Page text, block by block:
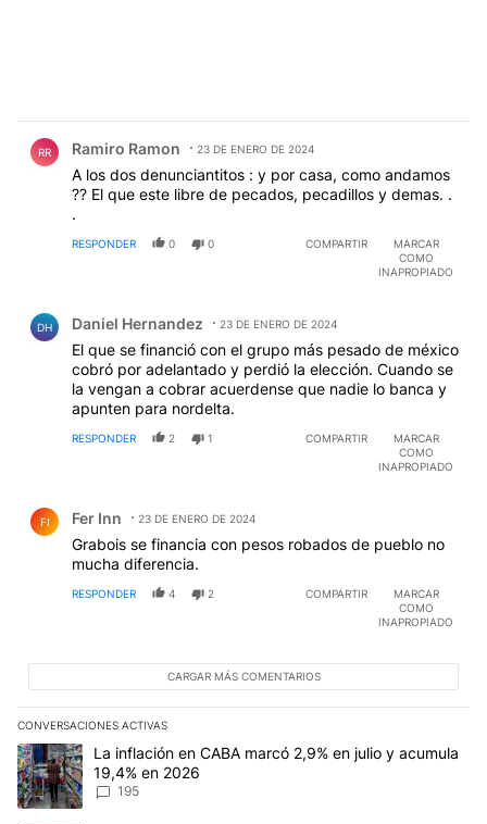
RR Ramiro Ramon 23 DE ENERO DE 2024
A los dos denunciantitos : y por casa, como andamos
?? El que este libre de pecados, pecadillos y demas. .
.
RESPONDER 0 0 COMPARTIR
MARCAR
COMO
INAPROPIADO
DH Daniel Hernandez 23 DE ENERO DE 2024
El que se financió con el grupo más pesado de méxico
cobró por adelantado y perdió la elección. Cuando se
la vengan a cobrar acuerdense que nadie lo banca y
apunten para nordelta.
RESPONDER 2 1 COMPARTIR
MARCAR
COMO
INAPROPIADO
FI Fer Inn 23 DE ENERO DE 2024
Grabois se financia con pesos robados de pueblo no
mucha diferencia.
RESPONDER 4 2 COMPARTIR
MARCAR
COMO
INAPROPIADO
CARGAR MÁS COMENTARIOS
CONVERSACIONES ACTIVAS
Este listado muestra los artículos con más comentarios en los
Un artículo de tendencia con el título "La inflación en CABA
La inflación en CABA marcó 2,9% en julio y acumula
19,4% en 2026
195